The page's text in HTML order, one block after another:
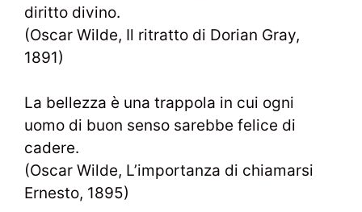
diritto divino.
(Oscar Wilde, Il ritratto di Dorian Gray,
1891)
La bellezza è una trappola in cui ogni
uomo di buon senso sarebbe felice di
cadere.
(Oscar Wilde, L’importanza di chiamarsi
Ernesto, 1895)